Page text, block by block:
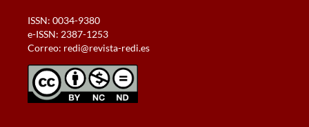
ISSN: 0034-9380
e-ISSN: 2387-1253
Correo: redi@revista-redi.es